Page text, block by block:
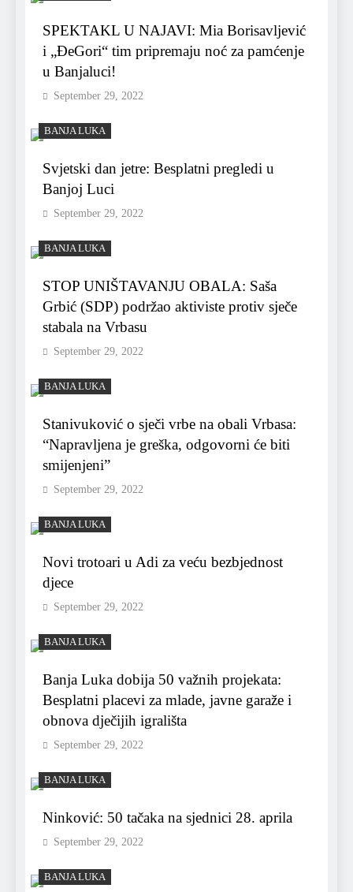
SPEKTAKL U NAJAVI: Mia Borisavljević
i „ĐeGori“ tim pripremaju noć za pamćenje
u Banjaluci!
September 29, 2022
BANJA LUKA
Svjetski dan jetre: Besplatni pregledi u
Banjoj Luci
September 29, 2022
BANJA LUKA
STOP UNIŠTAVANJU OBALA: Saša
Grbić (SDP) podržao aktiviste protiv sječe
stabala na Vrbasu
September 29, 2022
BANJA LUKA
Stanivuković o sječi vrbe na obali Vrbasa:
“Napravljena je greška, odgovorni će biti
smijenjeni”
September 29, 2022
BANJA LUKA
Novi trotoari u Adi za veću bezbjednost
djece
September 29, 2022
BANJA LUKA
Banja Luka dobija 50 važnih projekata:
Besplatni placevi za mlade, javne garaže i
obnova dječijih igrališta
September 29, 2022
BANJA LUKA
Ninković: 50 tačaka na sjednici 28. aprila
September 29, 2022
BANJA LUKA